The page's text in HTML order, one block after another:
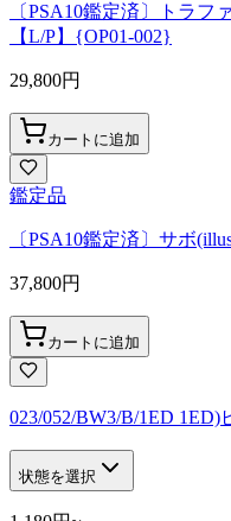
〔PSA10鑑定済〕トラ
【L/P】{OP01-002}
29,800円
カートに追加
鑑定品
〔PSA10鑑定済〕サボ
37,800円
カートに追加
023/052/BW3/B/1ED 1ED)
状態を選択